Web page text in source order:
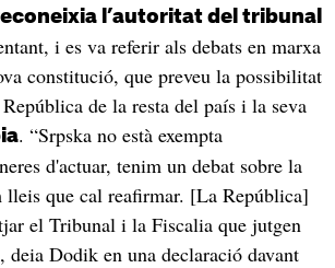
l’autoritat del tribunal
i es va referir als debats en marxa
constitució, que preveu la possibilitat
de la resta del país i la seva
. “Srpska no està exempta
d'actuar, tenim un debat sobre la
que cal reafirmar. [La República]
el Tribunal i la Fiscalia que jutgen
deia Dodik en una declaració davant